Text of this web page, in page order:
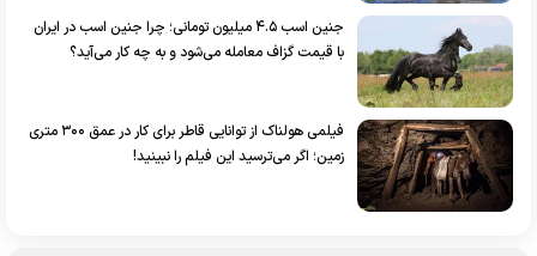
جنین اسب ۴.۵ میلیون تومانی؛ چرا جنین اسب در ایران
با قیمت گزاف معامله می‌شود و به چه کار می‌آید؟
فیلمی هولناک از توانایی قاطر برای کار در عمق ۳۰۰ متری
زمین؛ اگر می‌ترسید این فیلم را نبینید!